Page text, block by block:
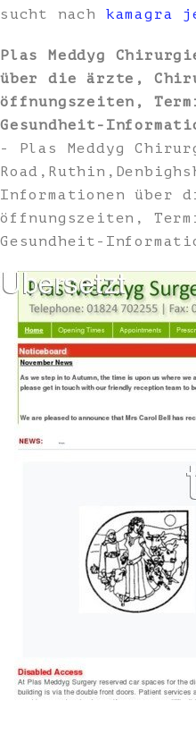
sucht nach kamagra
Plas Meddyg
über die ärzte,
öffnungszeiten,
Gesundheit-
- Plas Meddyg
Informationen über
öffnungszeiten,
Gesundheit-